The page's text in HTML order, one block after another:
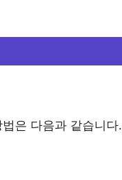
은 다음과 같습니다.